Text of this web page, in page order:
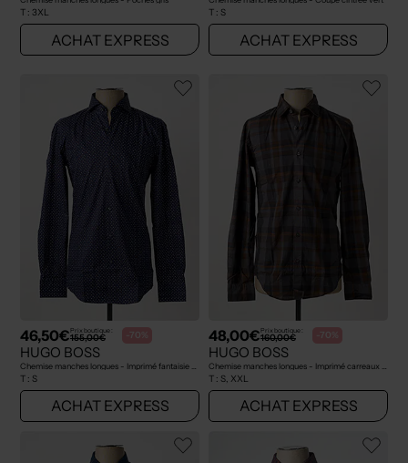
T : 3XL
ACHAT EXPRESS
T : S
ACHAT EXPRESS
46,50€Prix boutique :
155,00€ -70%
HUGO BOSS
T : S
ACHAT EXPRESS
48,00€Prix boutique :
160,00€ -70%
HUGO BOSS
T : S, XXL
ACHAT EXPRESS